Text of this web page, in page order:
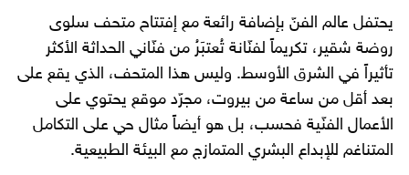
يحتفل عالم الفنّ بإضافة رائعة مع إفتتاح متحف سلوى
روضة شقير، تكريماً لفنّانة تُعتبَرُ من فنّاني الحداثة الأكثر
تأثيراً في الشرق الأوسط. وليس هذا المتحف، الذي يقع على
بعد أقل من ساعة من بيروت، مجرّد موقع يحتوي على
الأعمال الفنّية فحسب، بل هو أيضاً مثال حي على التكامل
المتناغم للإبداع البشري المتمازج مع البيئة الطبيعية.